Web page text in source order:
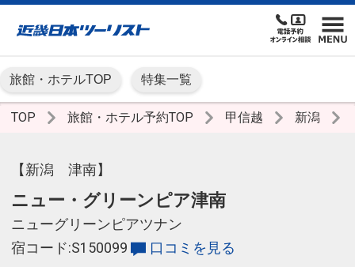
旅館・ホテルTOP 特集一覧
TOP 旅館・ホテル予約TOP 甲信越 新潟
【新潟 津南】
ニュー・グリーンピア津南
ニューグリーンピアツナン
宿コード:S150099
口コミを見る